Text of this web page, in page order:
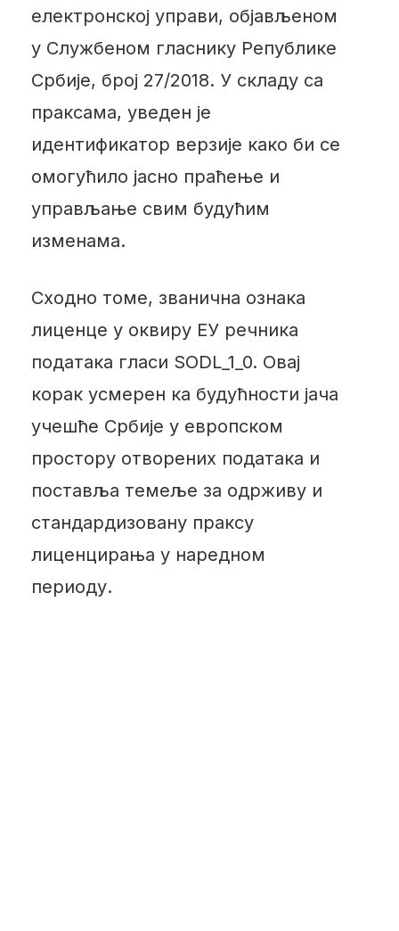
електронској управи, објављеном
у Службеном гласнику Републике
Србије, број 27/2018. У складу са
праксама, уведен је
идентификатор верзије како би се
омогућило јасно праћење и
управљање свим будућим
изменама.
Сходно томе, званична ознака
лиценце у оквиру ЕУ речника
података гласи SODL_1_0. Овај
корак усмерен ка будућности јача
учешће Србије у европском
простору отворених података и
поставља темеље за одрживу и
стандардизовану праксу
лиценцирања у наредном
периоду.